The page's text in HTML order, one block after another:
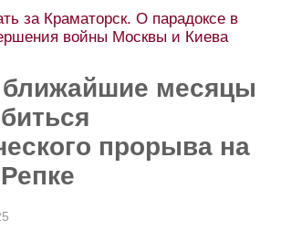
за Краматорск. О парадоксе в
войны Москвы и Киева
ближайшие месяцы
прорыва на